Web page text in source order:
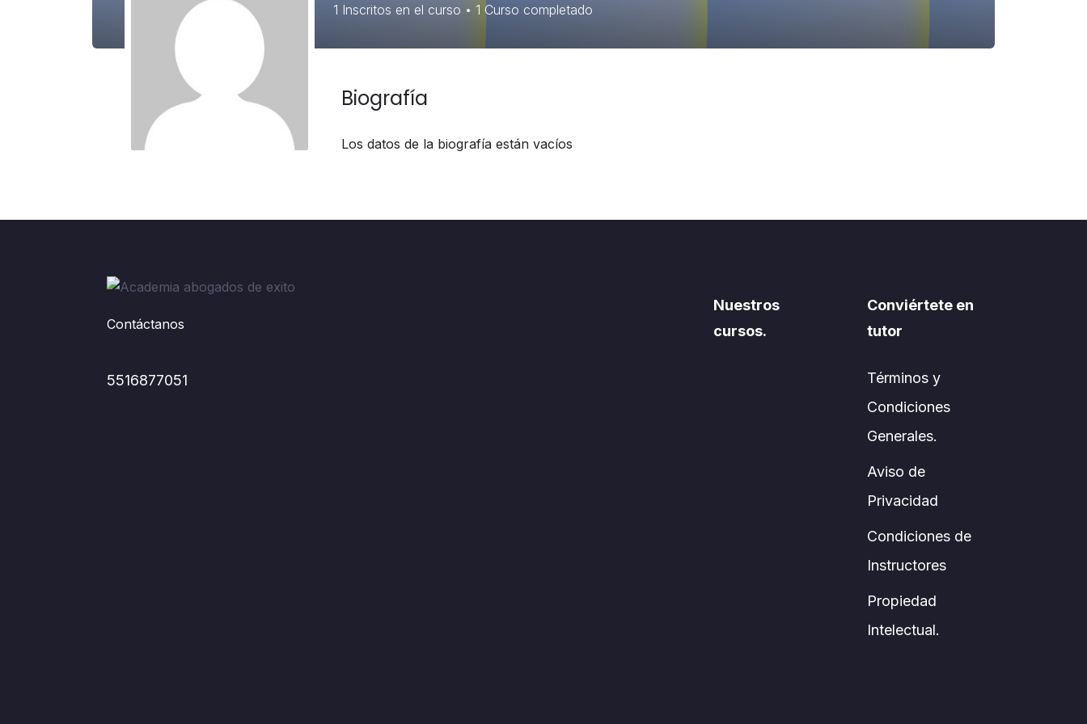
1 Inscritos en el curso • 1 Curso completado
Biografía
Los datos de la biografía están vacíos
Contáctanos
5516877051
Nuestros
cursos.
Conviértete en
tutor
Términos y
Condiciones
Generales.
Aviso de
Privacidad
Condiciones de
Instructores
Propiedad
Intelectual.